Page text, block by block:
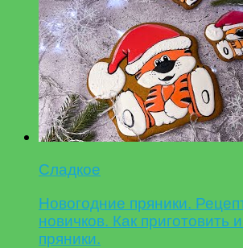
Сладкое
Новогодние пряники.
новичков. Как приготовить
пряники.